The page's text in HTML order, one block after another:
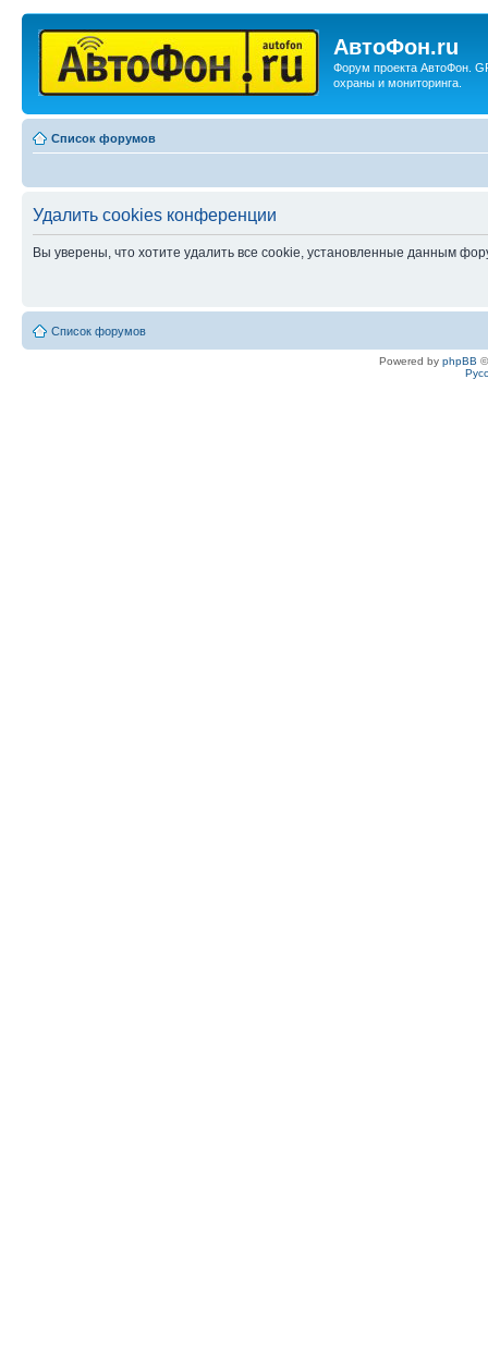
АвтоФон.ru
Форум проекта АвтоФон.
охраны и мониторинга.
Список форумов
Удалить cookies конференции
Вы уверены, что хотите удалить все cookie, установленные данным
Список форумов
Powered by phpBB